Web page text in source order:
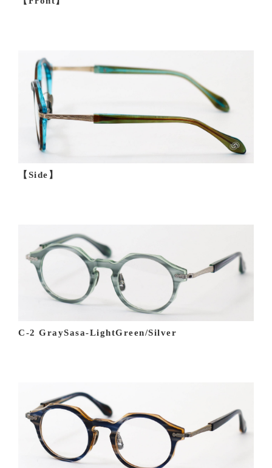
【Side】
C-2 GraySasa-LightGreen/Silver